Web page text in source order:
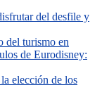
del desfile y
del turismo en
de Eurodisney:
elección de los